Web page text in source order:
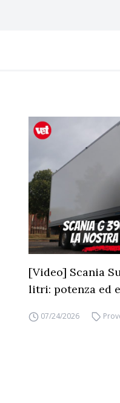
[Video] Scania
litri: potenza ed
07/24/2026